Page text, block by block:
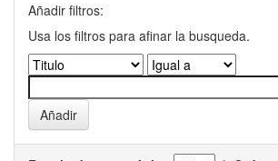
Añadir filtros:
Usa los filtros para afinar la busqueda.